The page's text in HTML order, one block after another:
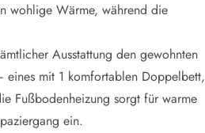
wohlige Wärme, während die
Ausstattung den gewohnten
mit 1 komfortablen Doppelbett,
Fußbodenheizung sorgt für warme
ein.